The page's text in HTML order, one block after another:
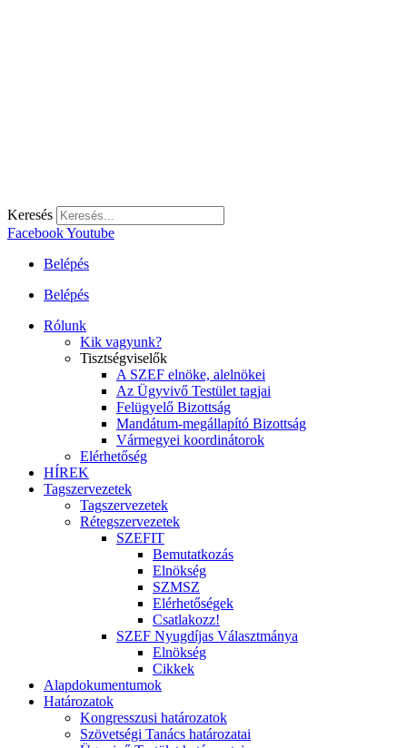
Keresés
FacebookYoutube
Belépés
Belépés
Rólunk
Kik vagyunk?
Tisztségviselők
A SZEF elnöke, alelnökei
Az Ügyvivő Testület tagjai
Felügyelő Bizottság
Mandátum-megállapító Bizottság
Vármegyei koordinátorok
Elérhetőség
HÍREK
Tagszervezetek
Tagszervezetek
Rétegszervezetek
SZEFIT
Bemutatkozás
Elnökség
SZMSZ
Elérhetőségek
Csatlakozz!
SZEF Nyugdíjas Választmánya
Elnökség
Cikkek
Alapdokumentumok
Határozatok
Kongresszusi határozatok
Szövetségi Tanács határozatai